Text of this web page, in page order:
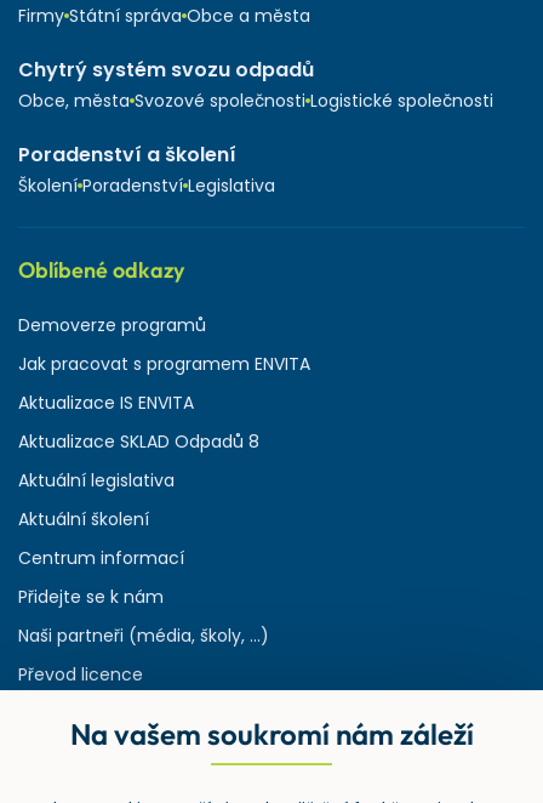
Firmy Státní správa Obce a města
Chytrý systém svozu odpadů
Obce, města Svozové společnosti Logistické společnosti
Poradenství a školení
Školení Poradenství Legislativa
Oblíbené odkazy
Demoverze programů
Jak pracovat s programem ENVITA
Aktualizace IS ENVITA
Aktualizace SKLAD Odpadů 8
Aktuální legislativa
Aktuální školení
Centrum informací
Přidejte se k nám
Naši partneři (média, školy, ...)
Převod licence
Rejstřík používaných zkratek v odpadech
Na vašem soukromí nám záleží